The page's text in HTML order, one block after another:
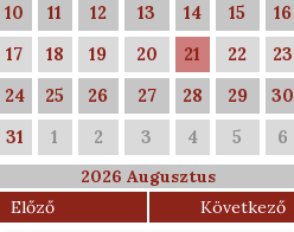
10
11 12 13 14 15
16
17
18 19 20 21 22
23
24
25 26 27 28 29
30
31
1 2 3 4 5 6
2026 Augusztus
Előző
Következő